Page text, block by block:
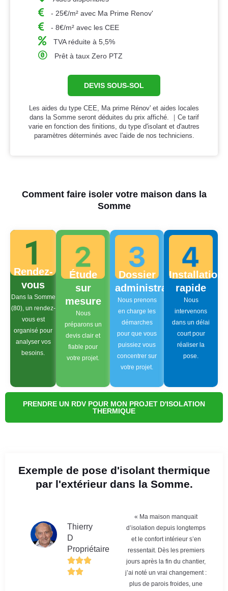
- 25€/m² avec Ma Prime Renov'
- 8€/m² avec les CEE
TVA réduite à 5,5%
Prêt à taux Zero PTZ
DEVIS SOUS-SOL
Les aides du type CEE, Ma prime Rénov' et aides locales
dans la Somme seront déduites du prix affiché. ｜Ce tarif
varie en fonction des finitions, du type d'isolant et d'autres
paramètres déterminés avec l'aide de nos techniciens.
Comment faire isoler votre maison dans la
Somme
Rendez-
vous
Dans la Somme
(80), un rendez-
vous est
organisé pour
analyser vos
besoins.
Étude
sur
mesure
Nous
préparons un
devis clair et
fiable pour
votre projet.
Dossier
administratif
Nous prenons
en charge les
démarches
pour que vous
puissiez vous
concentrer sur
votre projet.
Installation
rapide
Nous
intervenons
dans un délai
court pour
réaliser la
pose.
PRENDRE UN RDV POUR MON PROJET D'ISOLATION
THERMIQUE
Exemple de pose d'isolant thermique
par l'extérieur dans la Somme.
Thierry
D
Propriétaire
« Ma maison manquait
d’isolation depuis longtemps
et le confort intérieur s’en
ressentait. Dès les premiers
jours après la fin du chantier,
j’ai noté un vrai changement :
plus de parois froides, une